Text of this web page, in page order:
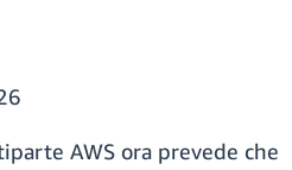
AWS ora prevede che